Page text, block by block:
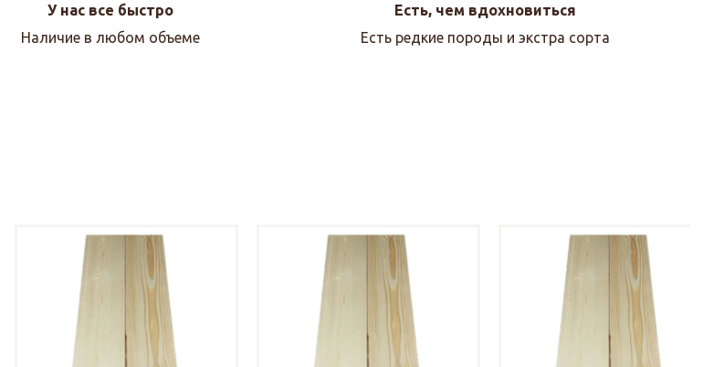
У нас все быстро
Наличие в любом объеме
Есть, чем вдохновиться
Есть редкие породы и экстра сорта